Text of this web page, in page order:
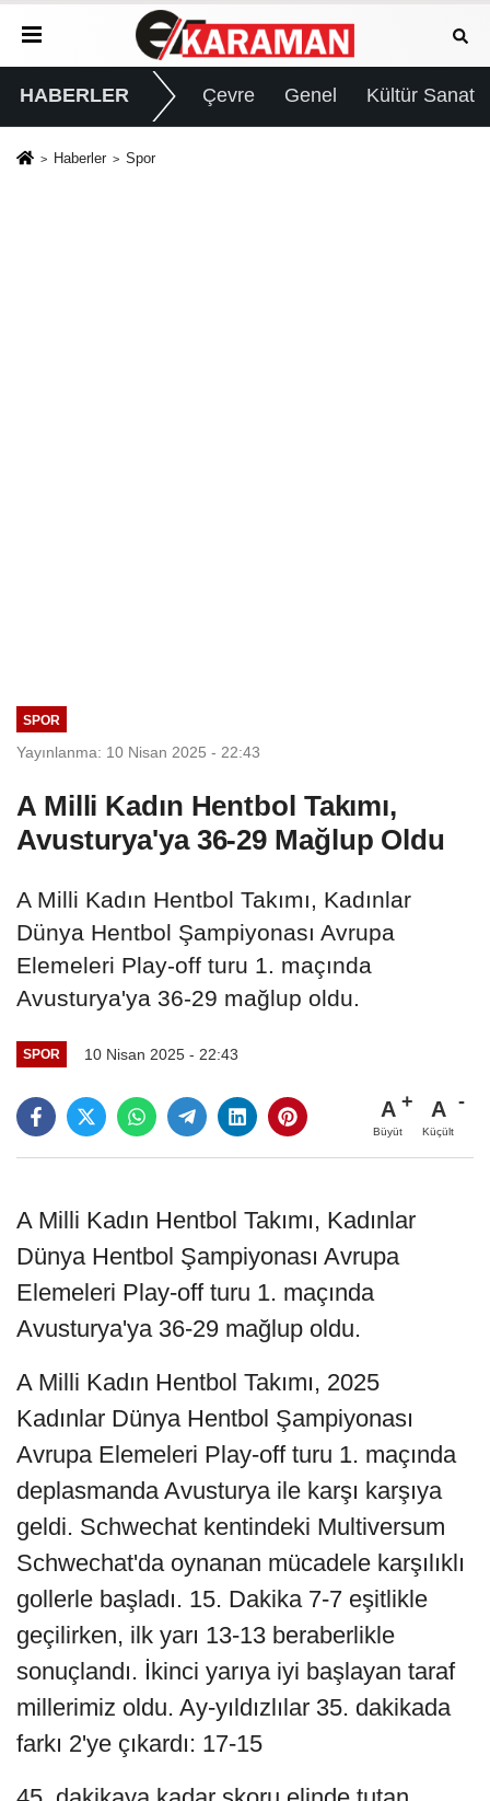
HABERLER Çevre Genel Kültür Sanat
Haberler Spor
SPOR
Yayınlanma: 10 Nisan 2025 - 22:43
A Milli Kadın Hentbol Takımı,
Avusturya'ya 36-29 Mağlup Oldu
A Milli Kadın Hentbol Takımı, Kadınlar
Dünya Hentbol Şampiyonası Avrupa
Elemeleri Play-off turu 1. maçında
Avusturya'ya 36-29 mağlup oldu.
SPOR 10 Nisan 2025 - 22:43
A
Büyüt
A
Küçült
A Milli Kadın Hentbol Takımı, Kadınlar
Dünya Hentbol Şampiyonası Avrupa
Elemeleri Play-off turu 1. maçında
Avusturya'ya 36-29 mağlup oldu.
A Milli Kadın Hentbol Takımı, 2025
Kadınlar Dünya Hentbol Şampiyonası
Avrupa Elemeleri Play-off turu 1. maçında
deplasmanda Avusturya ile karşı karşıya
geldi. Schwechat kentindeki Multiversum
Schwechat'da oynanan mücadele karşılıklı
gollerle başladı. 15. Dakika 7-7 eşitlikle
geçilirken, ilk yarı 13-13 beraberlikle
sonuçlandı. İkinci yarıya iyi başlayan taraf
millerimiz oldu. Ay-yıldızlılar 35. dakikada
farkı 2'ye çıkardı: 17-15